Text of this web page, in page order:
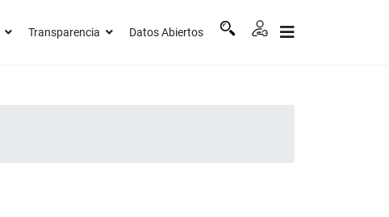
Transparencia Datos Abiertos